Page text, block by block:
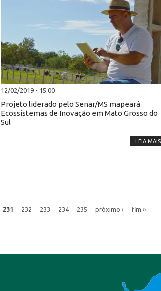
12/02/2019 - 15:00
Projeto liderado pelo Senar/MS mapeará
Ecossistemas de Inovação em Mato Grosso do
Sul
LEIA MAIS
231 232 233 234 235 próximo › fim »